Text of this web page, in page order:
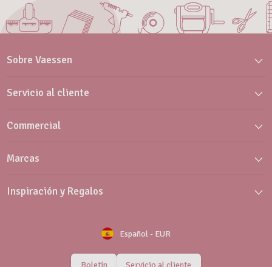
Sobre Vaessen
Servicio al cliente
Commercial
Marcas
Inspiración y Regalos
Español- EUR
Boletín Servicio al cliente